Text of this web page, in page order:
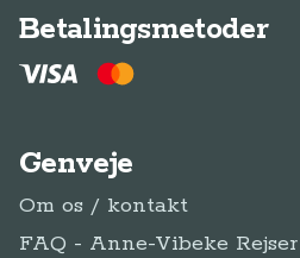
Betalingsmetoder
Genveje
Om os / kontakt
FAQ - Anne-Vibeke Rejser